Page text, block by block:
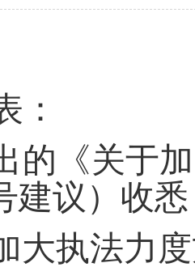
：
的《关于
建议）收
大执法力